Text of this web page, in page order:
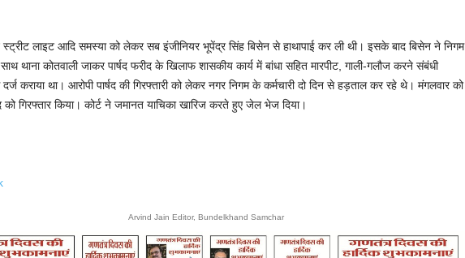
स्ट्रीट लाइट आदि समस्या को लेकर सब इंजीनियर भूपेंद्र सिंह बिसेन से हाथापाई कर ली थी। इसके बाद बिसेन ने निगम
साथ थाना कोतवाली जाकर पार्षद फरीद के खिलाफ शासकीय कार्य में बांधा सहित मारपीट, गाली-गलौज करने संबंधी
कराया था। आरोपी पार्षद की गिरफ्तारी को लेकर नगर निगम के कर्मचारी दो दिन से हड़ताल कर रहे थे। मंगलवार को
को गिरफ्तार किया। कोर्ट ने जमानत याचिका खारिज करते हुए जेल भेज दिया।
Arvind Jain Editor, Bundelkhand Samchar